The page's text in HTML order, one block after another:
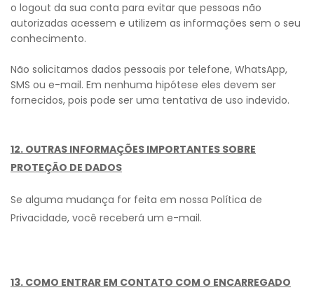
o logout da sua conta para evitar que pessoas não
autorizadas acessem e utilizem as informações sem o seu
conhecimento.
Não solicitamos dados pessoais por telefone, WhatsApp,
SMS ou e-mail. Em nenhuma hipótese eles devem ser
fornecidos, pois pode ser uma tentativa de uso indevido.
12. OUTRAS INFORMAÇÕES IMPORTANTES SOBRE
PROTEÇÃO DE DADOS
Se alguma mudança for feita em nossa Política de
Privacidade, você receberá um e-mail.
13. COMO ENTRAR EM CONTATO COM O ENCARREGADO